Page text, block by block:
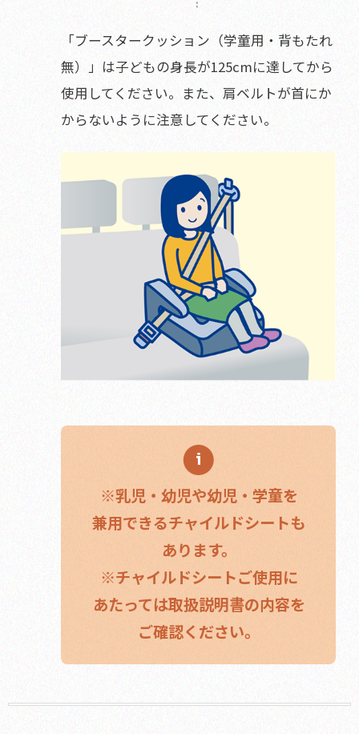
「ブースタークッション（学童用・背もたれ
無）」は子どもの身長が125cmに達してから
使用してください。また、肩ベルトが首にか
からないように注意してください。
※乳児・幼児や幼児・学童を
兼用できるチャイルドシートも
あります。
※チャイルドシートご使用に
あたっては取扱説明書の内容を
ご確認ください。